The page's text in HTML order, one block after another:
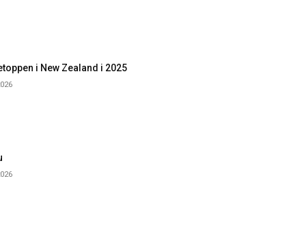
i New Zealand i 2025